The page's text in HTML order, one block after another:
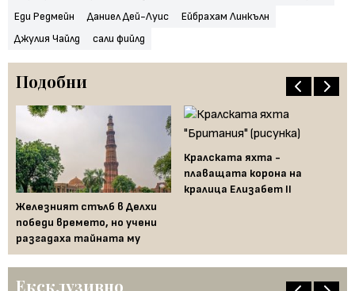
Еди Редмейн
Даниел Дей-Луис
Ейбрахам Линкълн
Джулия Чайлд
сали фийлд
Подобни
Железният стълб в Делхи
победи времето, но учени
разгадаха тайната му
Кралската яхта -
плаващата корона на
кралица Елизабет II
Ексклузивно